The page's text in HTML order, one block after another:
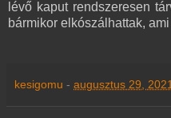
lévő kaput rendszeresen
bármikor elkószálhattak,
kesigomu - augusztus 29, 2021